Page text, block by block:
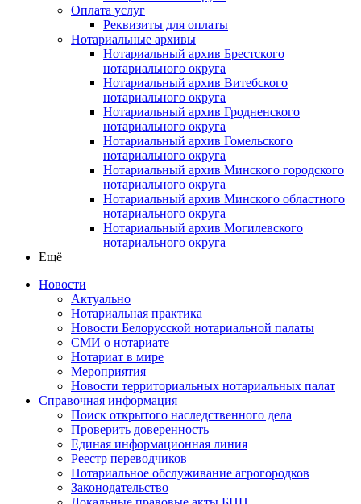
Оплата услуг
Реквизиты для оплаты
Нотариальные архивы
Нотариальный архив Брестского
нотариального округа
Нотариальный архив Витебского
нотариального округа
Нотариальный архив Гродненского
нотариального округа
Нотариальный архив Гомельского
нотариального округа
Нотариальный архив Минского городского
нотариального округа
Нотариальный архив Минского областного
нотариального округа
Нотариальный архив Могилевского
нотариального округа
Ещё
Новости
Актуально
Нотариальная практика
Новости Белорусской нотариальной палаты
СМИ о нотариате
Нотариат в мире
Мероприятия
Новости территориальных нотариальных палат
Справочная информация
Поиск открытого наследственного дела
Проверить доверенность
Единая информационная линия
Реестр переводчиков
Нотариальное обслуживание агрогородков
Законодательство